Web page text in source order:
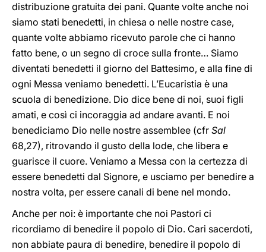
distribuzione gratuita dei pani. Quante volte anche noi
siamo stati benedetti, in chiesa o nelle nostre case,
quante volte abbiamo ricevuto parole che ci hanno
fatto bene, o un segno di croce sulla fronte… Siamo
diventati benedetti il giorno del Battesimo, e alla fine di
ogni Messa veniamo benedetti. L’Eucaristia è una
scuola di benedizione. Dio dice bene di noi, suoi figli
amati, e così ci incoraggia ad andare avanti. E noi
benediciamo Dio nelle nostre assemblee (cfr Sal
68,27), ritrovando il gusto della lode, che libera e
guarisce il cuore. Veniamo a Messa con la certezza di
essere benedetti dal Signore, e usciamo per benedire a
nostra volta, per essere canali di bene nel mondo.
Anche per noi: è importante che noi Pastori ci
ricordiamo di benedire il popolo di Dio. Cari sacerdoti,
non abbiate paura di benedire, benedire il popolo di